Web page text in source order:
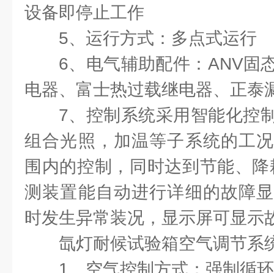
设备即停止工作
5、运行方式：多点式运行
6、电气辅助配件：ANV固
电器、富士热过载继电器、正泰
7、控制系统采用智能化控
组合光照，加温等子系统的工
围内的控制，同时达到节能、
测装置能自动进行详细的故障
时发生异常装况，显示屏可显示
氙灯耐候试验箱空气调节系
1、空气控制方式：强制循